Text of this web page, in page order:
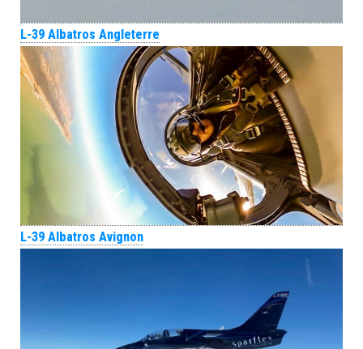
L-39 Albatros Angleterre
L-39 Albatros Avignon